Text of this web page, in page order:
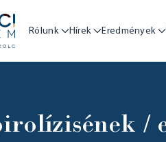
Rólunk Hírek Eredmények
/